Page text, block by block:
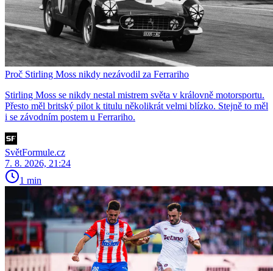
Proč Stirling Moss nikdy nezávodil za Ferrariho
Stirling Moss se nikdy nestal mistrem světa v královně motorsportu.
Přesto měl britský pilot k titulu několikrát velmi blízko. Stejně to měl
i se závodním postem u Ferrariho.
SvětFormule.cz
7. 8. 2026, 21:24
1 min